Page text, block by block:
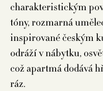
charakteristickým
tóny, rozmarná
inspirované českým
odráží v nábytku,
což apartmá dodává
ráz.